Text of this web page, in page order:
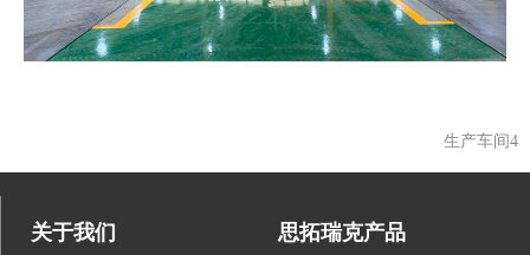
生产车间4
关于我们 思拓瑞克产品